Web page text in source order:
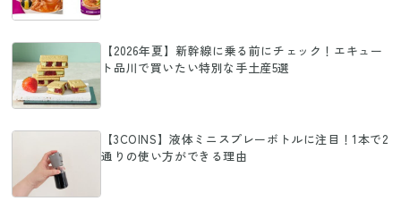
【2026年夏】新幹線に乗る前にチェック！エキュー
ト品川で買いたい特別な手土産5選
【3COINS】液体ミニスプレーボトルに注目！1本で2
通りの使い方ができる理由